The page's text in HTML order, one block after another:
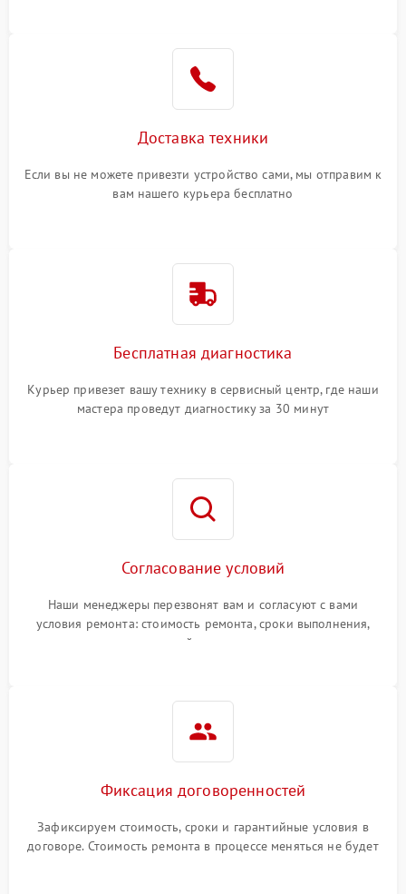
Доставка техники
Если вы не можете привезти устройство сами, мы отправим к
вам нашего курьера бесплатно
Бесплатная диагностика
Курьер привезет вашу технику в сервисный центр, где наши
мастера проведут диагностику за 30 минут
Согласование условий
Наши менеджеры перезвонят вам и согласуют с вами
условия ремонта: стоимость ремонта, сроки выполнения,
гарантийные условия
Фиксация договоренностей
Зафиксируем стоимость, сроки и гарантийные условия в
договоре. Стоимость ремонта в процессе меняться не будет